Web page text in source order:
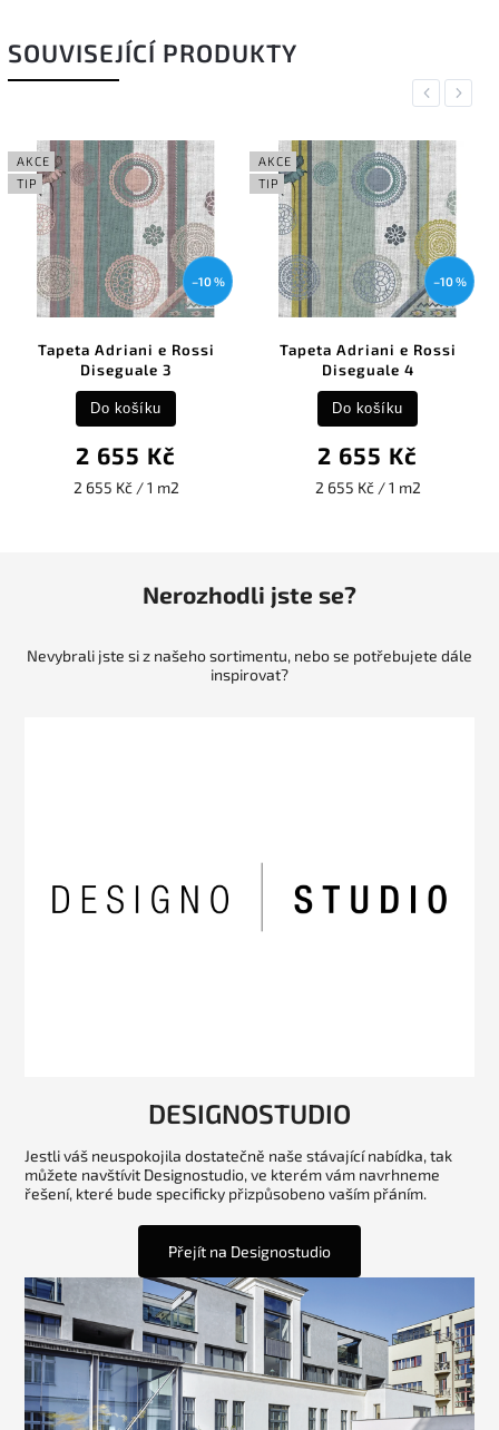
SOUVISEJÍCÍ PRODUKTY
Previous
AKCE
TIP
–10 %
Tapeta Adriani e Rossi
Diseguale 3
2 655 Kč
2 655 Kč / 1 m2
Do košíku
AKCE
TIP
–10 %
Tapeta Adriani e Rossi
Diseguale 4
2 655 Kč
2 655 Kč / 1 m2
Do košíku
Next
Nerozhodli jste se?
Nevybrali jste si z našeho sortimentu, nebo se potřebujete dále
inspirovat?
DESIGNOSTUDIO
Jestli váš neuspokojila dostatečně naše stávající nabídka, tak
můžete navštívit Designostudio, ve kterém vám navrhneme
řešení, které bude specificky přizpůsobeno vaším přáním.
Přejít na Designostudio